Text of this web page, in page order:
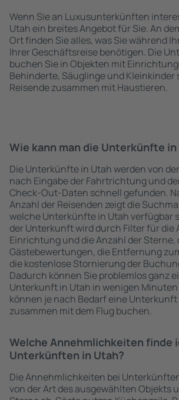
Wenn Sie an Luxusunterkünften
Utah ein breites Angebot für Sie. An
Ort finden Sie alles, was Sie während
Ihrer Geschäftsreise benötigen. Die
buchen Sie in Objekten mit
Behinderte, Säuglinge und Kleinkinder
Reisende zusammen mit Haustieren.
Wie kann man die Unterkünfte
Die Unterkünfte in Utah werden von
nach Eingabe der Fahrtrichtung und
Check-Out-Daten schnell gefunden.
Anzahl der Reisenden zeigt die
welche Unterkünfte in Utah verfügbar
der Unterkunft wird durch Filter für die
Einrichtung und die Anzahl der Sterne,
Gästebewertungen, die Entfernung
die kostenlose Stornierung der
Dadurch können Sie problemlos ganz
Unterkunft in Utah in wenigen
können je nach Bedarf eine Unterkunft
zusammen mit dem Flug buchen.
Welche Annehmlichkeiten finde
Unterkünften in Utah?
Die Annehmlichkeiten bei
von der Art des ausgewählten Objekts